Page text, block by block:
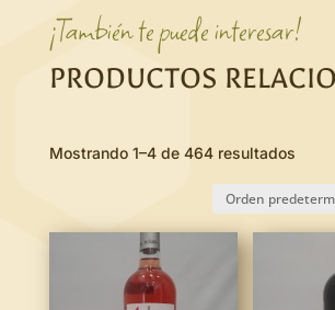
¡También te puede interesar!
PRODUCTOS
Mostrando 1–4 de 464 resultados